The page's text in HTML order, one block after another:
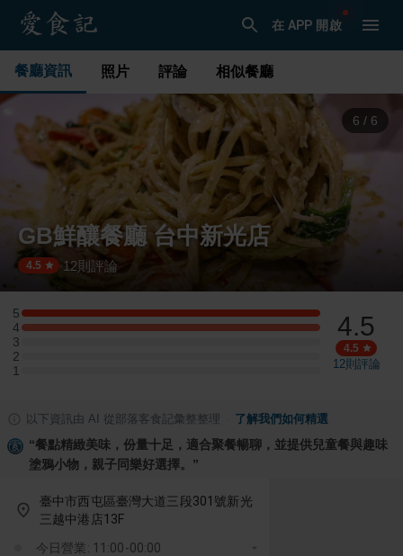
在 APP 開啟
餐廳資訊 照片 評論 相似餐廳
1 / 6
GB鮮釀餐廳 台中新光店
4.5 ·12則評論
5
5 星：1 則評論
4
4 星：1 則評論
3
3 星：0 則評論
2
2 星：0 則評論
1
1 星：0 則評論
4.5
4.5
12則評論
以下資訊由 AI 從部落客食記彙整整理 了解我們如何精選
“餐點精緻美味，份量十足，適合聚餐暢聊，並提供兒童餐與趣味
塗鴉小物，親子同樂好選擇。 ”
臺中市西屯區臺灣大道三段301號新光
三越中港店13F
今日營業: 11:00-00:00